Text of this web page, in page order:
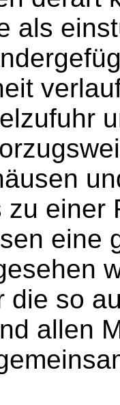
als
zu einer
eine
die so
allen